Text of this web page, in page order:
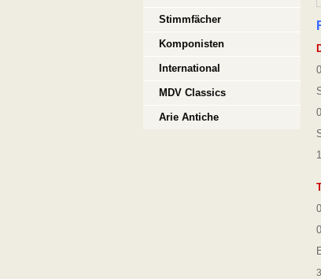
Stimmfächer
Komponisten
International
MDV Classics
Arie Antiche